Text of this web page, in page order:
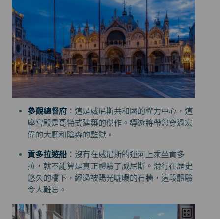
參觀總督府 ：這是威尼斯共和國的權力中心，這
座宮殿是哥特式建築的傑作。導遊將帶您穿過宏
偉的大廳和陰森的監獄。
貢多拉遊船 ：沒有在威尼斯的運河上乘坐貢多
拉，就不能算是真正體驗了威尼斯。滑行在歷史
悠久的橋下，經過被陽光曬暖的石牆，這段體驗
令人難忘。